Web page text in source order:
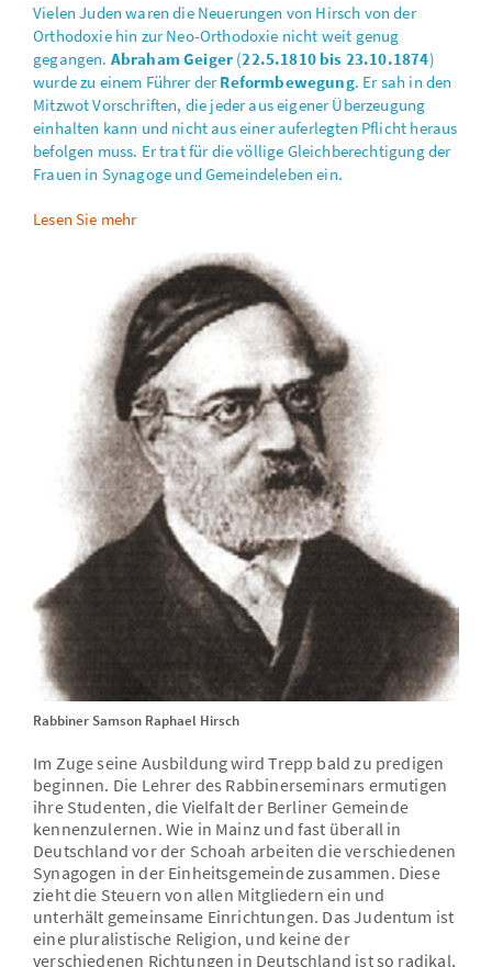
Vielen Juden waren die Neuerungen von Hirsch von der
Orthodoxie hin zur Neo-Orthodoxie nicht weit genug
gegangen. Abraham Geiger (22.5.1810 bis 23.10.1874)
wurde zu einem Führer derReformbewegung. Er sah in den
Mitzwot Vorschriften, die jeder aus eigener Überzeugung
einhalten kann und nicht aus einer auferlegten Pflicht heraus
befolgen muss. Er trat für die völlige Gleichberechtigung der
Frauen in Synagoge und Gemeindeleben ein.
Lesen Sie mehr
Rabbiner Samson Raphael Hirsch
Im Zuge seine Ausbildung wird Trepp bald zu predigen
beginnen. Die Lehrer des Rabbinerseminars ermutigen
ihre Studenten, die Vielfalt der Berliner Gemeinde
kennenzulernen. Wie in Mainz und fast überall in
Deutschland vor der Schoah arbeiten die verschiedenen
Synagogen in der Einheitsgemeinde zusammen. Diese
zieht die Steuern von allen Mitgliedern ein und
unterhält gemeinsame Einrichtungen. Das Judentum ist
eine pluralistische Religion, und keine der
verschiedenen Richtungen in Deutschland ist so radikal,